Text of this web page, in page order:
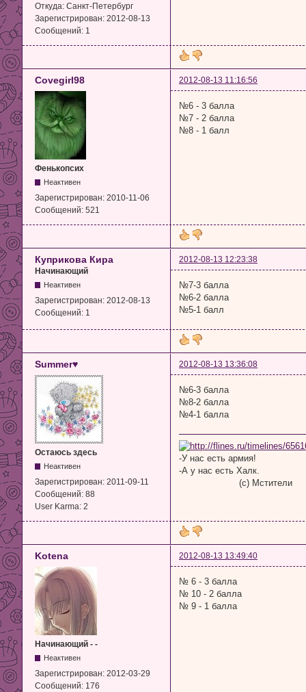
Откуда: Санкт-Петербург
Зарегистрирован: 2012-08-13
Сообщений: 1
Covegirl98 2012-08-13 11:16:56
Фенькопсих
Неактивен
Зарегистрирован: 2010-11-06
Сообщений: 521
№6 - 3 балла
№7 - 2 балла
№8 - 1 балл
Куприкова Кира
2012-08-13 12:23:38
Начинающий
Неактивен
Зарегистрирован: 2012-08-13
Сообщений: 1
№7-3 балла
№6-2 балла
№5-1 балл
Summer♥ 2012-08-13 13:36:08
Остаюсь здесь
Неактивен
Зарегистрирован: 2011-09-11
Сообщений: 88
User Karma: 2
№6-3 балла
№8-2 балла
№4-1 балла
-У нас есть армия!
-А у нас есть Халк.
(с) Мстители
Kotena 2012-08-13 13:49:40
Начинающий - -
Неактивен
Зарегистрирован: 2012-03-29
Сообщений: 176
№ 6 - 3 балла
№ 10 - 2 балла
№ 9 - 1 балла